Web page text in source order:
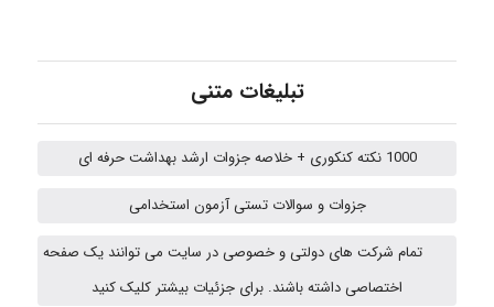
تبلیغات متنی
1000 نکته کنکوری + خلاصه جزوات ارشد بهداشت حرفه ای
جزوات و سوالات تستی آزمون استخدامی
تمام شرکت های دولتی و خصوصی در سایت می توانند یک صفحه
اختصاصی داشته باشند. برای جزئیات بیشتر کلیک کنید